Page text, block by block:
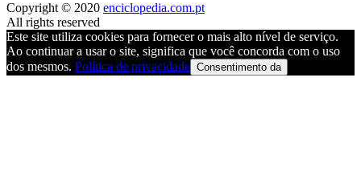
Copyright © 2020 enciclopedia.com.pt
All rights reserved
Este site utiliza cookies para fornecer o mais alto nível de serviço.
Ao continuar a usar o site, significa que você concorda com o uso
dos mesmos. Política de privacidade Consentimento da